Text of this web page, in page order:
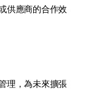
供應商的合作效
理，為未來擴張